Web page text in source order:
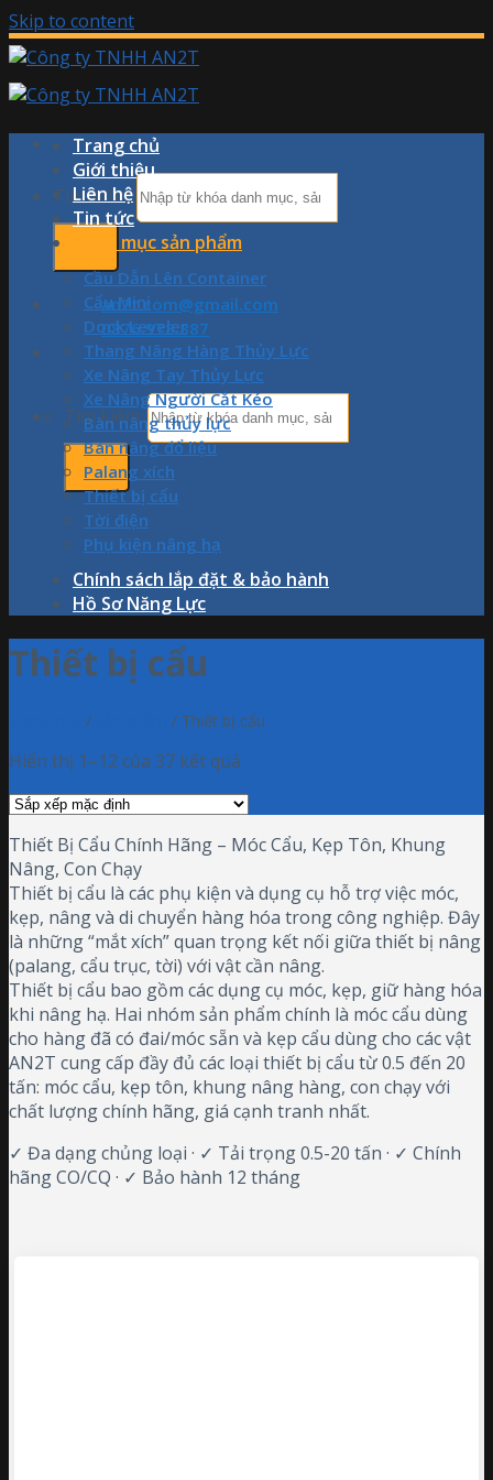
Skip to content
Tìm kiếm:
an2t.com@gmail.com
0876.978.887
Tìm kiếm:
Trang chủ
Giới thiệu
Liên hệ
Tin tức
Danh mục sản phẩm
Cầu Dẫn Lên Container
Cẩu Mini
Dock Leveler
Thang Nâng Hàng Thủy Lực
Xe Nâng Tay Thủy Lực
Xe Nâng Người Cắt Kéo
Bàn nâng thủy lực
Bàn nâng đổ liệu
Palang xích
Thiết bị cẩu
Tời điện
Phụ kiện nâng hạ
Chính sách lắp đặt & bảo hành
Hồ Sơ Năng Lực
Thiết bị cẩu
/ / Thiết bị cẩu
Hiển thị 1–12 của 37 kết quả
Thiết Bị Cẩu Chính Hãng – Móc Cẩu, Kẹp Tôn, Khung
Nâng, Con Chạy
Thiết bị cẩu là các phụ kiện và dụng cụ hỗ trợ việc móc,
kẹp, nâng và di chuyển hàng hóa trong công nghiệp. Đây
là những “mắt xích” quan trọng kết nối giữa thiết bị nâng
(palang, cẩu trục, tời) với vật cần nâng.
Thiết bị cẩu bao gồm các dụng cụ móc, kẹp, giữ hàng hóa
khi nâng hạ. Hai nhóm sản phẩm chính là móc cẩu dùng
cho hàng đã có đai/móc sẵn và kẹp cẩu dùng cho các vật
AN2T cung cấp đầy đủ các loại thiết bị cẩu từ 0.5 đến 20
tấn: móc cẩu, kẹp tôn, khung nâng hàng, con chạy với
chất lượng chính hãng, giá cạnh tranh nhất.
✓ Đa dạng chủng loại · ✓ Tải trọng 0.5-20 tấn · ✓ Chính
hãng CO/CQ · ✓ Bảo hành 12 tháng